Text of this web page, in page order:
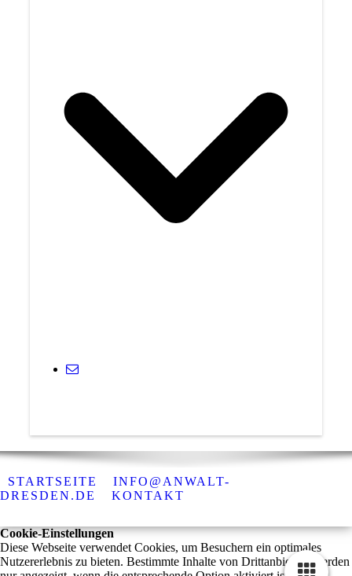
STARTSEITE
INFO@ANWALT-
DRESDEN.DE
KONTAKT
Cookie-Einstellungen
Diese Webseite verwendet Cookies, um Besuchern ein optimales
Nutzererlebnis zu bieten. Bestimmte Inhalte von Drittanbietern werden